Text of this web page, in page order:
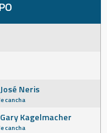
José Neris
cancha
Gary Kagelmacher
cancha